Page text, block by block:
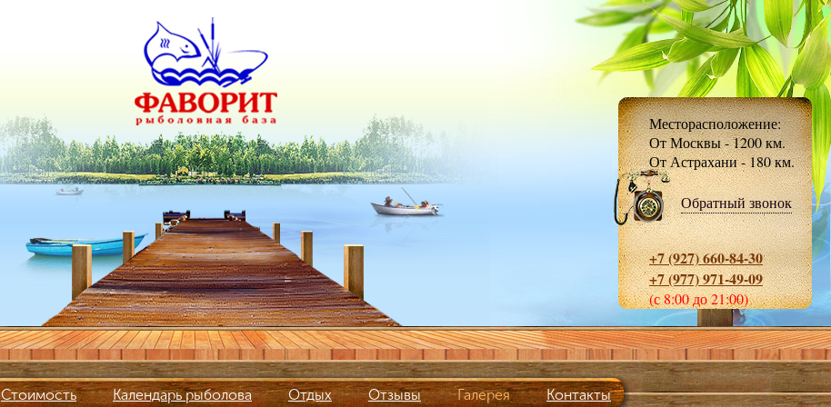
Месторасположение:
От Москвы - 1200 км.
От Астрахани - 180 км.
Обратный звонок
+7 (927) 660-84-30
+7 (977) 971-49-09
(с 8:00 до 21:00)
Стоимость Календарь рыболова Отдых Отзывы Галерея Контакты